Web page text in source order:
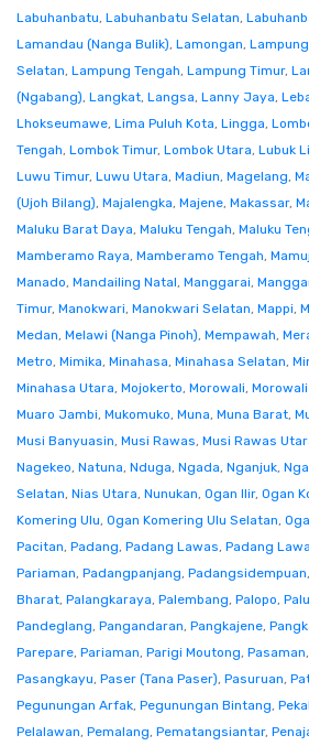
Labuhanbatu, Labuhanbatu Selatan,
Lamandau (Nanga Bulik), Lamongan,
Selatan, Lampung Tengah, Lampung Timur,
(Ngabang), Langkat, Langsa, Lanny Jaya,
Lhokseumawe, Lima Puluh Kota, Lingga,
Tengah, Lombok Timur, Lombok Utara, Lubuk
Luwu Timur, Luwu Utara, Madiun, Magelang,
(Ujoh Bilang), Majalengka, Majene, Makassar,
Maluku Barat Daya, Maluku Tengah, Maluku
Mamberamo Raya, Mamberamo Tengah,
Manado, Mandailing Natal, Manggarai,
Timur, Manokwari, Manokwari Selatan, Mappi,
Medan, Melawi (Nanga Pinoh), Mempawah,
Metro, Mimika, Minahasa, Minahasa Selatan,
Minahasa Utara, Mojokerto, Morowali,
Muaro Jambi, Mukomuko, Muna, Muna Barat,
Musi Banyuasin, Musi Rawas, Musi Rawas
Nagekeo, Natuna, Nduga, Ngada, Nganjuk,
Selatan, Nias Utara, Nunukan, Ogan Ilir, Ogan
Komering Ulu, Ogan Komering Ulu Selatan,
Pacitan, Padang, Padang Lawas, Padang
Pariaman, Padangpanjang, Padangsidempuan,
Bharat, Palangkaraya, Palembang, Palopo, Palu
Pandeglang, Pangandaran, Pangkajene,
Parepare, Pariaman, Parigi Moutong, Pasaman,
Pasangkayu, Paser (Tana Paser), Pasuruan,
Pegunungan Arfak, Pegunungan Bintang,
Pelalawan, Pemalang, Pematangsiantar,